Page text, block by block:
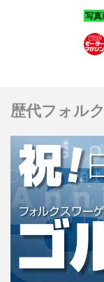
「
導
よ
歴代フォル